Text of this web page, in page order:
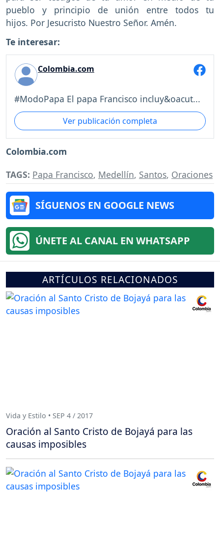
pueblo y principio de unión entre todos tu
hijos. Por Jesucristo Nuestro Señor. Amén.
Te interesar:
Colombia.com
#ModoPapa El papa Francisco incluy&oacut...
Ver publicación completa
Colombia.com
TAGS: Papa Francisco, Medellín, Santos, Oraciones
SÍGUENOS EN GOOGLE NEWS
ÚNETE AL CANAL EN WHATSAPP
ARTÍCULOS RELACIONADOS
Vida y Estilo • SEP 4 / 2017
Oración al Santo Cristo de Bojayá para las
causas imposibles